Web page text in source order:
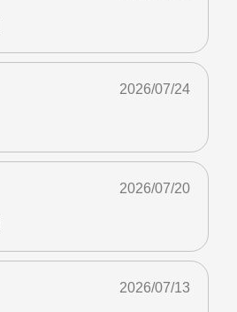
2026/07/24
2026/07/20
2026/07/13